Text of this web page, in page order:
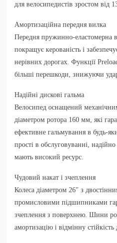
для велосипедистів зростом від
Амортизаційна передня вилка
Передня пружинно-еластомерна
покращує керованість і
нерівних дорогах. Функції
більші перешкоди, знижуючи
Надійні дискові гальма
Велосипед оснащений
діаметром ротора 160 мм, які
ефективне гальмування в будь-
прості в обслуговуванні,
мають високий ресурс.
Чудовий накат і зчеплення
Колеса діаметром 26″ з
промисловими підшипниками
зчеплення з поверхнею. Шини
амортизацію і відмінну